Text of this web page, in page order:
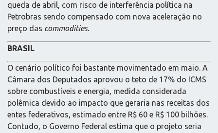
queda de abril, com risco de interferência política na
Petrobras sendo compensado com nova aceleração no
preço das commodities.
BRASIL
O cenário político foi bastante movimentado em maio. A
Câmara dos Deputados aprovou o teto de 17% do ICMS
sobre combustíveis e energia, medida considerada
polêmica devido ao impacto que geraria nas receitas dos
entes federativos, estimado entre R$ 60 e R$ 100 bilhões.
Contudo, o Governo Federal estima que o projeto seria